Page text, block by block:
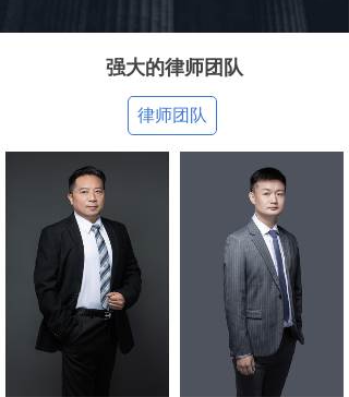
律师团队
强大的律师团队